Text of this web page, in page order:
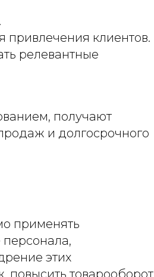
привлечения клиентов.
релевантные
получают
и долгосрочного
применять
этих
повысить товарооборот